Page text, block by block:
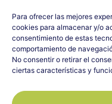
Para ofrecer las mejores
cookies para almacenar y/o
consentimiento de estas
comportamiento de
No consentir o retirar el
ciertas características y
33007
Aviso Legal